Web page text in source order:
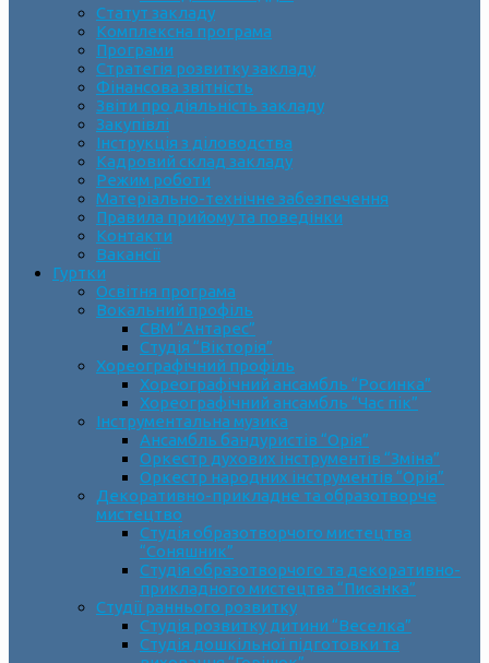
Статут закладу
Комплексна програма
Програми
Стратегія розвитку закладу
Фінансова звітність
Звіти про діяльність закладу
Закупівлі
Інструкція з діловодства
Кадровий склад закладу
Режим роботи
Матеріально-технічне забезпечення
Правила прийому та поведінки
Контакти
Вакансії
Гуртки
Освітня програма
Вокальний профіль
СВМ “Антарес”
Студія “Вікторія”
Хореографічний профіль
Хореографічний ансамбль “Росинка”
Хореографічний ансамбль “Час пік”
Інструментальна музика
Ансамбль бандуристів “Орія”
Оркестр духових інструментів “Зміна”
Оркестр народних інструментів “Орія”
Декоративно-прикладне та образотворче
мистецтво
Cтудія образотворчого мистецтва
“Соняшник”
Студія образотворчого та декоративно-
прикладного мистецтва “Писанка”
Студії раннього розвитку
Студія розвитку дитини “Веселка”
Студія дошкільної підготовки та